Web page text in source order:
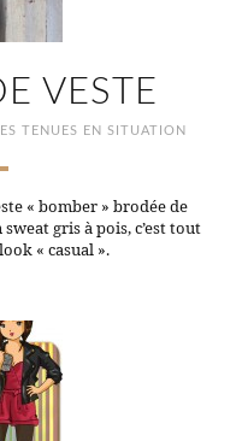
VESTE
TENUES EN SITUATION
« bomber » brodée de
gris à pois, c’est tout
« casual ».